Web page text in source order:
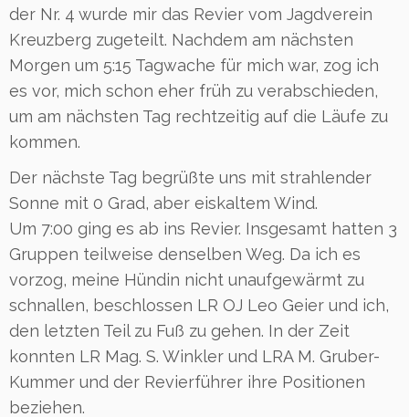
der Nr. 4 wurde mir das Revier vom Jagdverein
Kreuzberg zugeteilt. Nachdem am nächsten
Morgen um 5:15 Tagwache für mich war, zog ich
es vor, mich schon eher früh zu verabschieden,
um am nächsten Tag rechtzeitig auf die Läufe zu
kommen.
Der nächste Tag begrüßte uns mit strahlender
Sonne mit 0 Grad, aber eiskaltem Wind.
Um 7:00 ging es ab ins Revier. Insgesamt hatten 3
Gruppen teilweise denselben Weg. Da ich es
vorzog, meine Hündin nicht unaufgewärmt zu
schnallen, beschlossen LR OJ Leo Geier und ich,
den letzten Teil zu Fuß zu gehen. In der Zeit
konnten LR Mag. S. Winkler und LRA M. Gruber-
Kummer und der Revierführer ihre Positionen
beziehen.